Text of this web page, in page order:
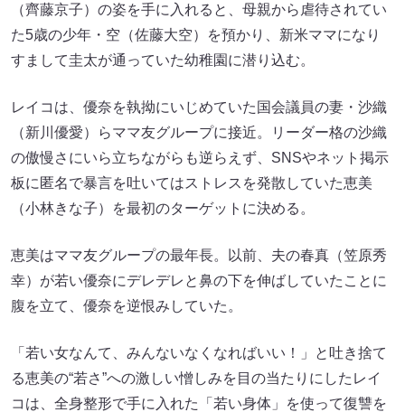
（齊藤京子）の姿を手に入れると、母親から虐待されてい
た5歳の少年・空（佐藤大空）を預かり、新米ママになり
すまして圭太が通っていた幼稚園に潜り込む。
レイコは、優奈を執拗にいじめていた国会議員の妻・沙織
（新川優愛）らママ友グループに接近。リーダー格の沙織
の傲慢さにいら立ちながらも逆らえず、SNSやネット掲示
板に匿名で暴言を吐いてはストレスを発散していた恵美
（小林きな子）を最初のターゲットに決める。
恵美はママ友グループの最年長。以前、夫の春真（笠原秀
幸）が若い優奈にデレデレと鼻の下を伸ばしていたことに
腹を立て、優奈を逆恨みしていた。
「若い女なんて、みんないなくなればいい！」と吐き捨て
る恵美の“若さ”への激しい憎しみを目の当たりにしたレイ
コは、全身整形で手に入れた「若い身体」を使って復讐を